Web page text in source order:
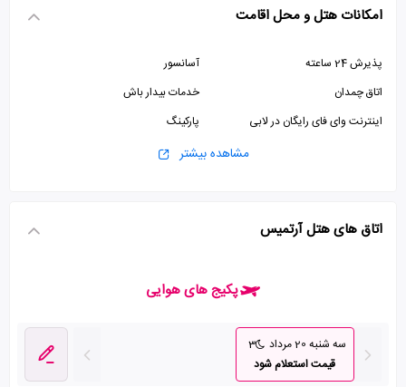
امکانات هتل و محل اقامت
پذیرش 24 ساعته
آسانسور
اتاق چمدان
خدمات بیدار باش
اینترنت وای فای رایگان در لابی
پارکینگ
مشاهده بیشتر
اتاق های هتل آرتمیس
پکیج های هوایی
سه شنبه 20 مرداد
3
قیمت استعلام شود